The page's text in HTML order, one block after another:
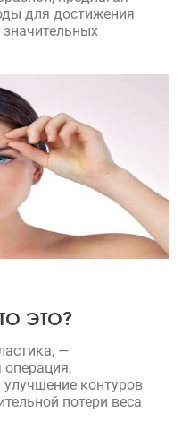
для достижения
ЭТО?
—
операция,
контуров
потери веса